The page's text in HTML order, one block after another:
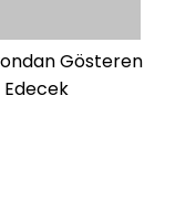
Gösteren
Edecek